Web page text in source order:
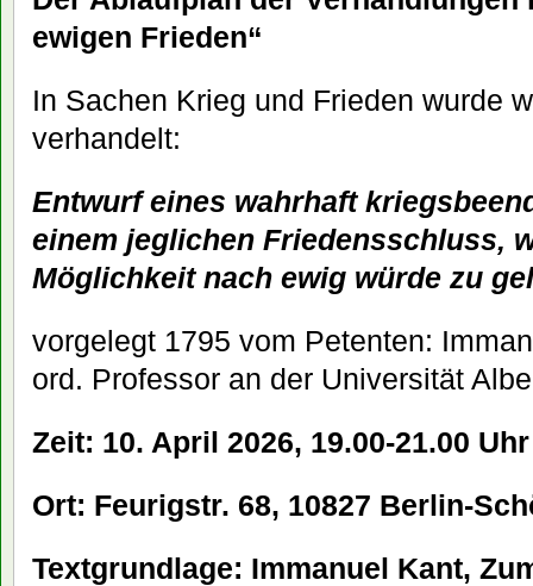
ewigen Frieden“
In Sachen Krieg und Frieden wurde
verhandelt:
Entwurf eines wahrhaft
einem jeglichen Friedensschluss,
Möglichkeit nach ewig würde zu
vorgelegt 1795 vom Petenten:
ord. Professor an der Universität
Zeit: 10. April 2026, 19.00-21.00 Uhr
Ort: Feurigstr. 68, 10827 Berlin-
Textgrundlage: Immanuel Kant,